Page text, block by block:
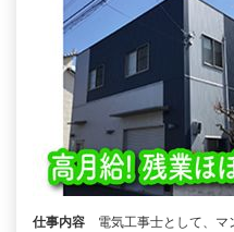
仕事内容
電気工事士として、